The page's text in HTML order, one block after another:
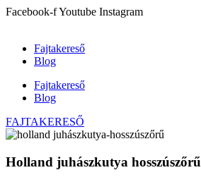
Ugrás
Facebook-fYoutube Instagram
Fajtakereső
Blog
Fajtakereső
Blog
FAJTAKERESŐ
Holland juhászkutya hosszúszőrű